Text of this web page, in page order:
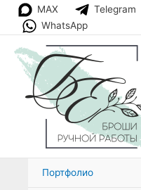
Перейти
содержимому
MAX Telegram
WhatsApp
Портфолио